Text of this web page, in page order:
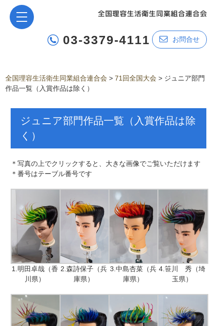
03-3379-4111 お問合せ
全国理容生活衛生同業組合連合会 >71回全国大会 > ジュニア部門
作品一覧（入賞作品は除く）
ジュニア部門作品一覧（入賞作品は除
く）
＊写真の上でクリックすると、大きな画像でご覧いただけます
＊番号はテーブル番号です
1.明田卓哉（香
川県）
2.森詩保子（兵
庫県）
3.中島杏菜（兵
庫県）
4.笹川 秀（埼
玉県）